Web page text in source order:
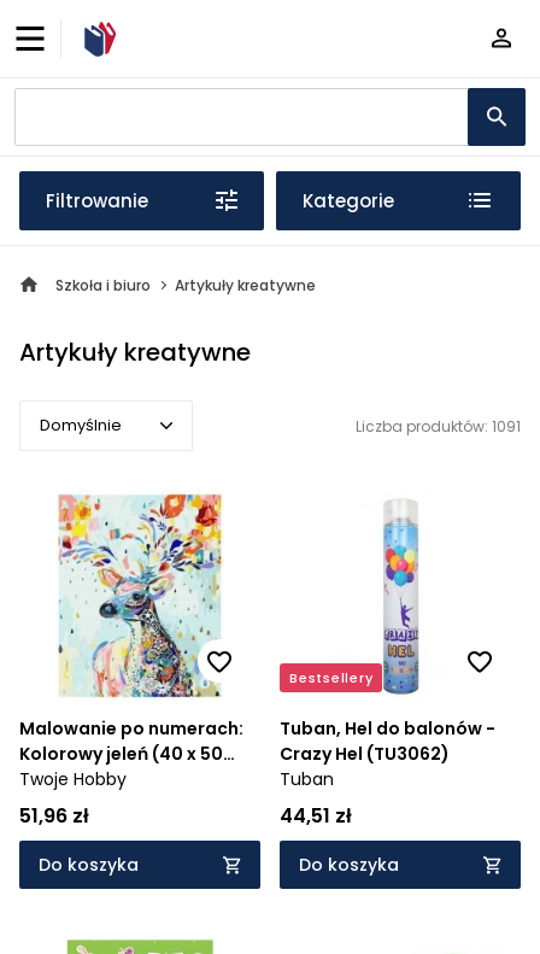
Filtrowanie Kategorie
Szkoła i biuro Artykuły kreatywne
Artykuły kreatywne
Domyślnie
Popularne
Cena rosnąco
Cena malejąco
Od najnowszych
Od najstarszych
Liczba produktów: 1091
Malowanie po numerach:
Kolorowy jeleń (40 x 50
cm)
Twoje Hobby
51,96 zł
Do koszyka
Bestsellery
Tuban, Hel do balonów -
Crazy Hel (TU3062)
Tuban
44,51 zł
Do koszyka